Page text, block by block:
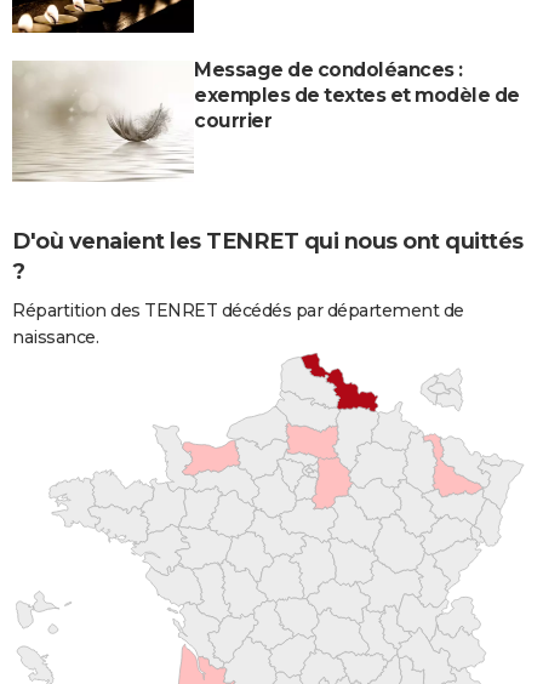
Message de condoléances :
exemples de textes et modèle de
courrier
D'où venaient les TENRET qui nous ont quittés
?
Répartition des TENRET décédés par département de
naissance.